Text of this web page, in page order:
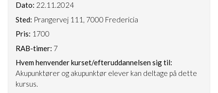
Dato: 22.11.2024
Sted: Prangervej 111, 7000 Fredericia
Pris: 1700
RAB-timer: 7
Hvem henvender kurset/efteruddannelsen sig til:
Akupunktører og akupunktør elever kan deltage på dette
kursus.